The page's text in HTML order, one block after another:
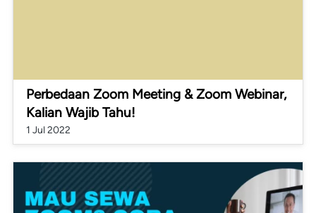
Perbedaan Zoom Meeting & Zoom Webinar,
Kalian Wajib Tahu!
1 Jul 2022